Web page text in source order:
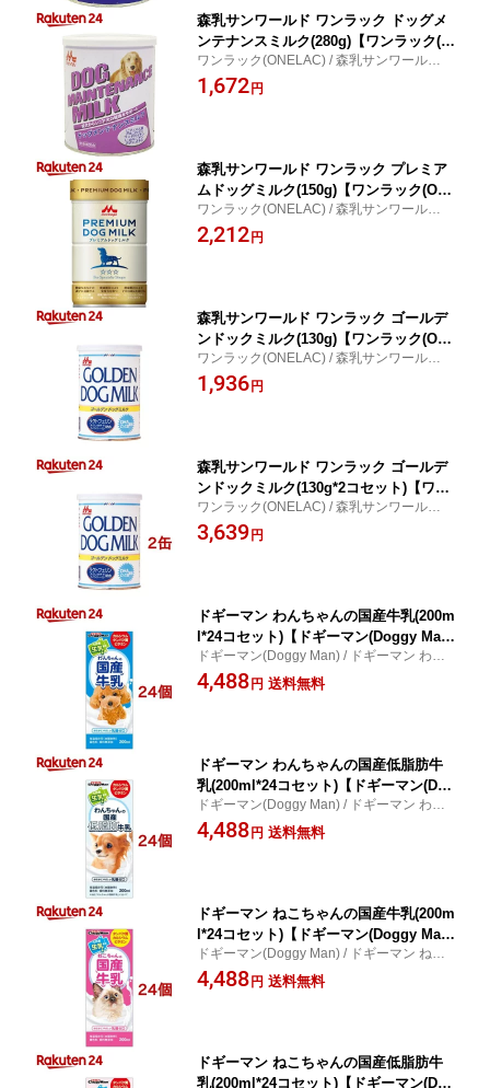
森乳サンワールド ワンラック ドッグメ
ンテナンスミルク(280g)【ワンラック(O
NELAC)】
ワンラック(ONELAC) / 森乳サンワールド
ワンラック ドッグメンテナンスミルク
1,672 円
森乳サンワールド ワンラック プレミア
ムドッグミルク(150g)【ワンラック(ON
ELAC)】
ワンラック(ONELAC) / 森乳サンワールド
ワンラック プレミアムドッグミルク
2,212 円
森乳サンワールド ワンラック ゴールデ
ンドックミルク(130g)【ワンラック(ON
ELAC)】
ワンラック(ONELAC) / 森乳サンワールド
ワンラック ゴールデンドックミルク
1,936 円
森乳サンワールド ワンラック ゴールデ
ンドックミルク(130g*2コセット)【ワン
ラック(ONELAC)】
ワンラック(ONELAC) / 森乳サンワールド
ワンラック ゴールデンドックミルク
3,639 円
ドギーマン わんちゃんの国産牛乳(200m
l*24コセット)【ドギーマン(Doggy Ma
n)】
ドギーマン(Doggy Man) / ドギーマン わん
ちゃんの国産牛乳
4,488 円 送料無料
ドギーマン わんちゃんの国産低脂肪牛
乳(200ml*24コセット)【ドギーマン(Dog
gy Man)】
ドギーマン(Doggy Man) / ドギーマン わん
ちゃんの国産低脂肪牛乳
4,488 円 送料無料
ドギーマン ねこちゃんの国産牛乳(200m
l*24コセット)【ドギーマン(Doggy Ma
n)】
ドギーマン(Doggy Man) / ドギーマン ねこ
ちゃんの国産牛乳
4,488 円 送料無料
ドギーマン ねこちゃんの国産低脂肪牛
乳(200ml*24コセット)【ドギーマン(Dog